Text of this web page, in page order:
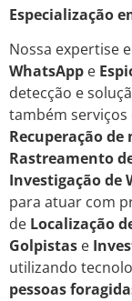
Especialização
Nossa expertise
WhatsApp e
detecção e
também serviços
Recuperação de
Rastreamento
Investigação de
para atuar com
de Localização
Golpistas e
utilizando
pessoas